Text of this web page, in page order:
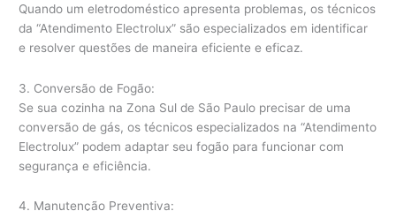
Quando um eletrodoméstico apresenta problemas, os técnicos
da “Atendimento Electrolux” são especializados em identificar
e resolver questões de maneira eficiente e eficaz.
3. Conversão de Fogão:
Se sua cozinha na Zona Sul de São Paulo precisar de uma
conversão de gás, os técnicos especializados na “Atendimento
Electrolux” podem adaptar seu fogão para funcionar com
segurança e eficiência.
4. Manutenção Preventiva: